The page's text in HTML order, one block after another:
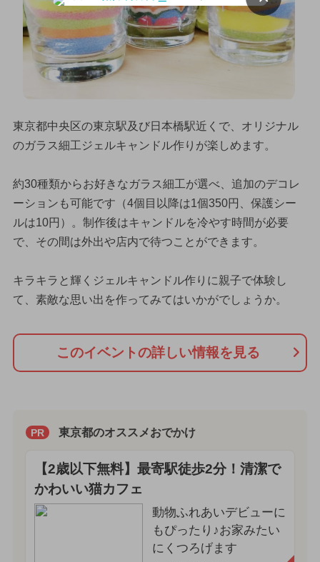
東京都中央区の東京駅及び日本橋駅近くで、オリジナル
のガラス細工ジェルキャンドル作りが楽しめます。
約30種類からお好きなガラス細工が選べ、追加のデコレ
ーションも可能です（4個目以降は1個350円、保護シー
ルは10円）。制作後はキャンドルを冷やす時間が必要
で、その間は外出や店内で待つことができます。
キラキラと輝くジェルキャンドル作りに親子で体験し
て、素敵な思い出を作ってみてはいかがでしょうか。
このイベントの詳しい情報を見る
PR 東京都のオススメおでかけ
【2歳以下無料】最寄駅徒歩2分！清潔で
かわいい猫カフェ
動物ふれあいデビューに
もぴったり♪お家みたい
にくつろげます